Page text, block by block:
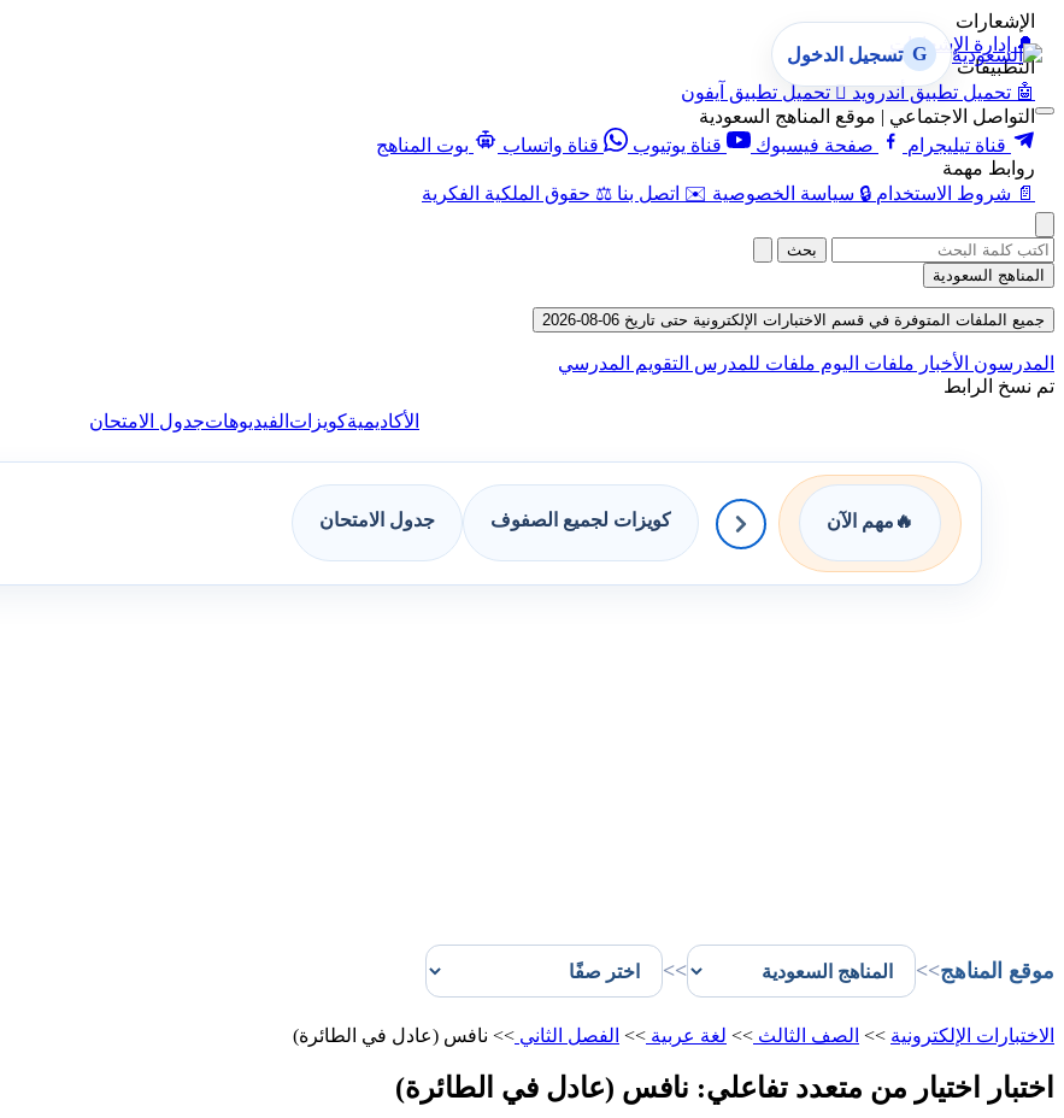
الإشعارات
🔔 إدارة الإشعارات
التطبيقات
🤖 تحميل تطبيق أندرويد  تحميل تطبيق آيفون
التواصل الاجتماعي | موقع المناهج السعودية
قناة تيليجرام
صفحة فيسبوك قناة يوتيوب قناة واتساب
بوت المناهج
روابط مهمة
📄 شروط الاستخدام 🔒 سياسة الخصوصية ✉️ اتصل بنا ⚖️ حقوق الملكية الفكرية
G تسجيل الدخول
بحث
المناهج السعودية
جميع الملفات المتوفرة في قسم الاختبارات الإلكترونية حتى تاريخ 06-08-2026
المدرسون الأخبار ملفات اليوم ملفات للمدرس التقويم المدرسي
تم نسخ الرابط
الأكاديميةكويزات الفيديوهاتجدول الامتحان
🔥 مهم الآن كويزات لجميع الصفوف جدول الامتحان
موقع المناهج>>
>>
الاختبارات الإلكترونية >> الصف الثالث >> لغة عربية >> الفصل الثاني >> نافس (عادل في الطائرة)
اختبار اختيار من متعدد تفاعلي: نافس (عادل في الطائرة)